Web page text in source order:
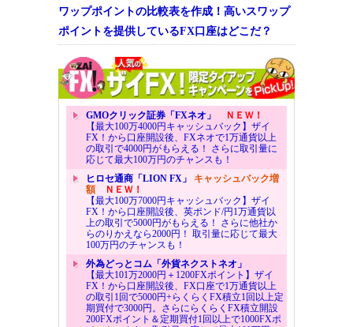
ワップポイントの比較表を作成！高いスワップ
ポイントを提供しているFX口座はどこだ？
GMOクリック証券「FXネオ」
ＮＥＷ！
【最大100万4000円キャッシュバック】ザイ
FX！から口座開設後、FXネオで1万通貨以上
の取引で4000円がもらえる！ さらに取引量に
応じて最大100万円のチャンスも！
ヒロセ通商「LION FX」 キャッシュバック増
額ＮＥＷ！
【最大100万7000円キャッシュバック】ザイ
FX！から口座開設後、英ポンド/円1万通貨以
上の取引で5000円がもらえる！ さらに他社か
らのりかえなら2000円！ 取引量に応じて最大
100万円のチャンスも！
外為どっとコム「外貨ネクストネオ」
【最大101万2000円＋1200FXポイント】ザイ
FX！から口座開設後、FX口座で1万通貨以上
の取引1回で5000円+らくらくFX積立1回以上定
期買付で3000円。さらにらくらくFX積立開設
200FXポイント＆定期買付1回以上で1000FXポ